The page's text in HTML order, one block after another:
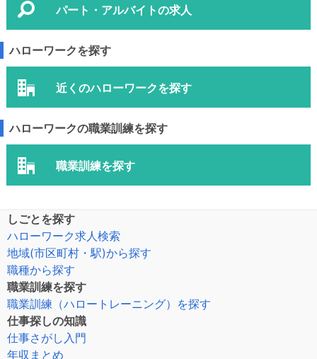
パート・アルバイトの求人
ハローワークを探す
近くのハローワークを探す
ハローワークの職業訓練を探す
職業訓練を探す
しごとを探す
ハローワーク求人検索
地域(市区町村・駅)から探す
職種から探す
職業訓練を探す
職業訓練（ハロートレーニング）を探す
仕事探しの知識
仕事さがし入門
年収まとめ